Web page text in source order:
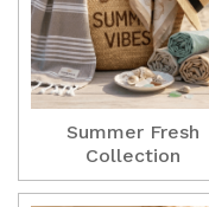
Summer Fresh
Collection